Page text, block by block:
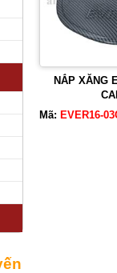
NẮP XĂNG
Mã: EVER16-